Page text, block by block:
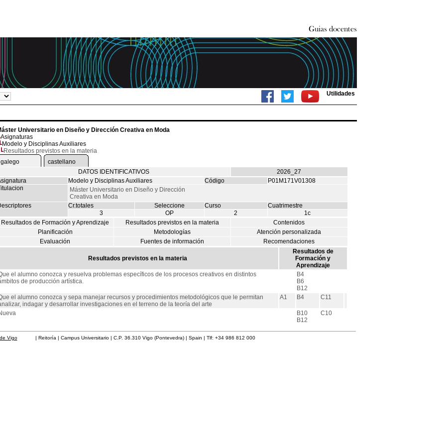
Utilidades
Universitario en Diseño y Dirección Creativa en Moda
Asignaturas
Modelo y Disciplinas Auxiliares
Resultados previstos en la materia
galego
castellano
DATOS IDENTIFICATIVOS
2026_27
Modelo y Disciplinas Auxiliares Código
P01M171V01308
Máster Universitario en Diseño y Dirección
Creativa en Moda
Cr.totales Seleccione Curso
Cuatrimestre
3
OP 2
1c
Resultados de Formación y Aprendizaje
Resultados previstos en la materia
Contenidos
Planificación
Metodologías
Atención personalizada
Evaluación
Fuentes de información Recomendaciones
Resultados previstos en la materia
Resultados de
Formación y
Aprendizaje
el alumno conozca y resuelva problemas específicos de los procesos creativos en distintos
de producción artística.
B4
B6
B12
el alumno conozca y sepa manejar recursos y procedimientos metodológicos que le permitan
indagar y desarrollar investigaciones en el terreno de la teoría del arte
A1 B4 C11
B10
B12
C10
Vigo| Reitoría | Campus Universitario | C.P. 36.310 Vigo (Pontevedra) | Spain | Tlf: +34 986 812 000